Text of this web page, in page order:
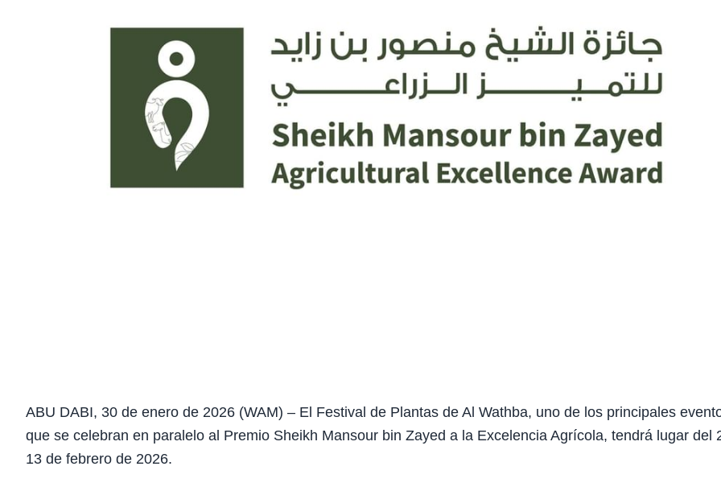
ABU DABI, 30 de enero de 2026 (WAM) – El Festival de Plantas de Al Wathba, uno de los principales
que se celebran en paralelo al Premio Sheikh Mansour bin Zayed a la Excelencia Agrícola, tendrá lugar del
13 de febrero de 2026.